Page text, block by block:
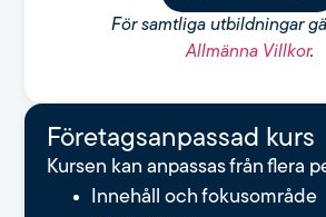
För samtliga utbildningar
Allmänna Villkor.
Fö­re­tags­an­pas­sad kurs
Kursen kan anpassas från flera
Innehåll och fokusområde